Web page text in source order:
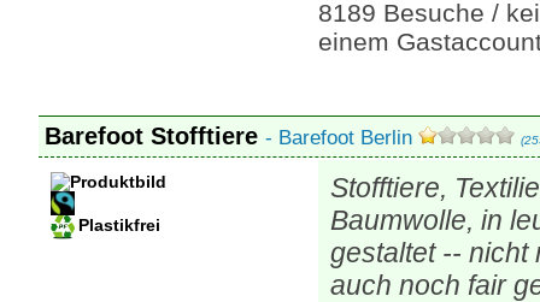
8189 Besuche /
einem
Barefoot Stofftiere - Barefoot Berlin
Plastikfrei
Stofftiere,
Baumwolle, in
gestaltet -- nicht
auch noch fair